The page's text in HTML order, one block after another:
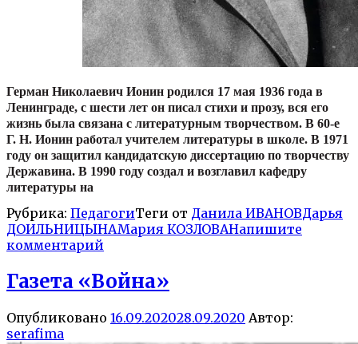
Герман Николаевич Ионин родился 17 мая 1936 года в
Ленинграде, с шести лет он писал стихи и прозу, вся его
жизнь была связана с литературным творчеством. В 60-е
Г. Н. Ионин работал учителем литературы в школе. В 1971
году он защитил кандидатскую диссертацию по творчеству
Державина. В 1990 году создал и возглавил кафедру
литературы на
Рубрика: ПедагогиТеги от Данила ИВАНОВДарья
ДОИЛЬНИЦЫНАМария КОЗЛОВАНапишите
комментарий
Газета «Война»
Опубликовано 16.09.202028.09.2020 Автор:
serafima